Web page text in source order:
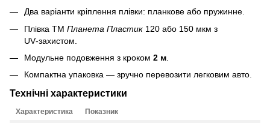
Два варіанти кріплення плівки: планкове або пружинне.
Плівка ТМ Планета Пластик 120 або 150 мкм з
UV‑захистом.
Модульне подовження з кроком 2 м
Компактна упаковка — зручно перевозити легковим авто.
Технічні характеристики
Характеристика Показник